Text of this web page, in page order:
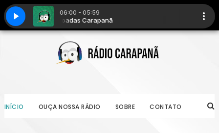
INÍCIO OUÇA NOSSA RÁDIO SOBRE CONTATO